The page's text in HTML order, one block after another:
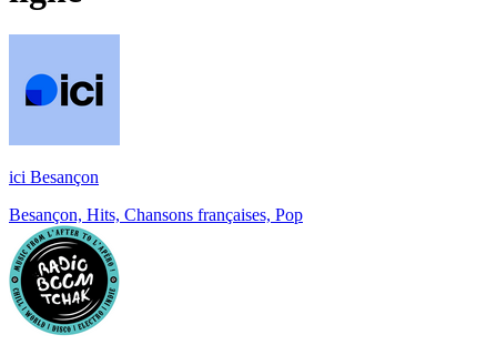
ici Besançon
Besançon, Hits, Chansons françaises, Pop